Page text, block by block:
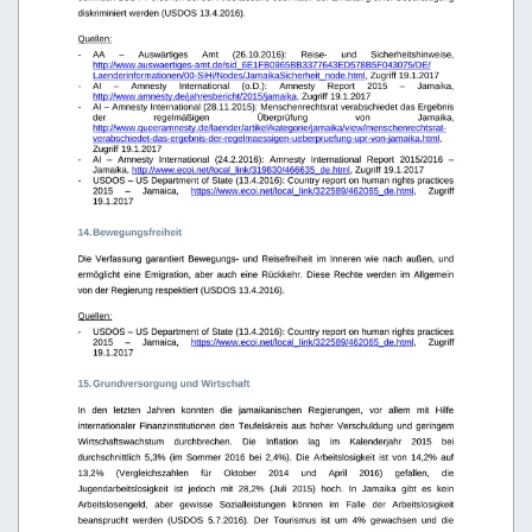
diskriminiert werden (USDOS 13.4.2016).
Quellen:
-
AA – Auswärtiges Amt (26.10.2016): Reise- und
Sicherheitshinweise,
http://www.auswaertiges-amt.de/sid_6E1FB0965BB3377643ED578B5F043075/DE/
Laenderinformationen/00-SiHi/Nodes/JamaikaSicherheit_node.html, Zugriff 19.1.2017
-
AI – Amnesty International (o.D.): Amnesty Report 2015 –
Jamaika,
http://www.amnesty.de/jahresbericht/2015/jamaika , Zugriff 19.1.2017
-
AI – Amnesty International (28.11.2015): Menschenrechtsrat verabschiedet das Ergebnis
der
regelmäßigen Überprüfung von
Jamaika,
http://www.queeramnesty.de/laender/artikel/kategorie/jamaika/view/menschenrechtsrat-
verabschiedet-das-ergebnis-der-regelmaessigen-ueberpruefung-upr-von-jamaika.html,
Zugriff 19.1.2017
-
AI   –   Amnesty   International   (24.2.2016):   Amnesty   International   Report   2015/2016   –
Jamaika, http://www.ecoi.net/local_link/319830/466635_de.html, Zugriff 19.1.2017
-
USDOS – US Department of State (13.4.2016): Country report on human rights practices
2015
– Jamaica, https://www.ecoi.net/local_link/322589/462065_de.html ,
Zugriff
19.1.2017
14. Bewegungsfreiheit
Die Verfassung garantiert Bewegungs- und Reisefreiheit im Inneren wie nach außen, und
ermöglicht eine Emigration, aber auch eine Rückkehr. Diese Rechte werden im Allgemein
von der Regierung respektiert (USDOS 13.4.2016).
Quellen:
-
USDOS – US Department of State (13.4.2016): Country report on human rights practices
2015
– Jamaica, https://www.ecoi.net/local_link/322589/462065_de.html,
Zugriff
19.1.2017
15. Grundversorgung und Wirtschaft
In   den   letzten   Jahren   konnten   die   jamaikanischen   Regierungen,   vor   allem   mit   Hilfe
internationaler Finanzinstitutionen den Teufelskreis aus hoher Verschuldung und geringem
Wirtschaftswachstum
durchbrechen. Die Inflation lag im Kalenderjahr 2015
bei
durchschnittlich   5,3% (im  Sommer 2016  bei  2,4%).   Die   Arbeitslosigkeit  ist   von 14,2%  auf
13,2%
(Vergleichszahlen für Oktober 2014 und April 2016) gefallen,
die
Jugendarbeitslosigkeit   ist   jedoch   mit   28,2%   (Juli   2015)   hoch.   In   Jamaika   gibt   es   kein
Arbeitslosengeld,   aber   gewisse   Sozialleistungen   können   im   Falle   der   Arbeitslosigkeit
beansprucht werden (USDOS 5.7.2016). Der Tourismus ist um 4% gewachsen und die